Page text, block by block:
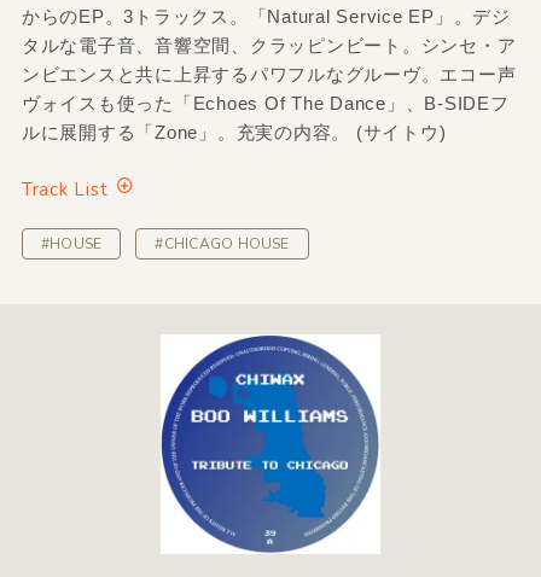
からのEP。3トラックス。「Natural Service EP」。デジ
タルな電子音、音響空間、クラッピンビート。シンセ・ア
ンビエンスと共に上昇するパワフルなグルーヴ。エコー声
ヴォイスも使った「Echoes Of The Dance」、B-SIDEフ
ルに展開する「Zone」。充実の内容。 (サイトウ)
Track List
#HOUSE #CHICAGO HOUSE